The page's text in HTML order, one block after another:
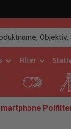
Filter